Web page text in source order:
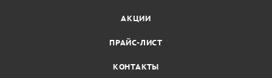
АКЦИИ
ПРАЙС-ЛИСТ
КОНТАКТЫ